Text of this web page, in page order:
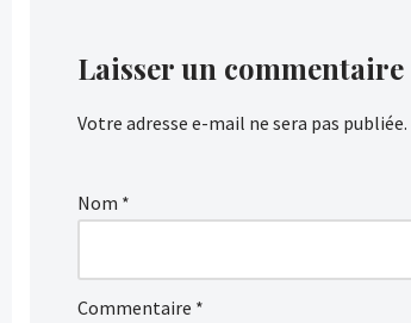
Laisser un commentaire
Votre adresse e-mail ne sera pas publiée.
Nom *
Commentaire *